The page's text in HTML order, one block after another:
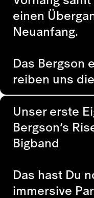
einen
Neuanfang.
Das Bergson
reiben uns
Unser erste
Bergson’s
Bigband
Das hast Du
immersive